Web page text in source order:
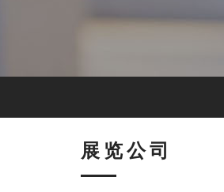
展览公司